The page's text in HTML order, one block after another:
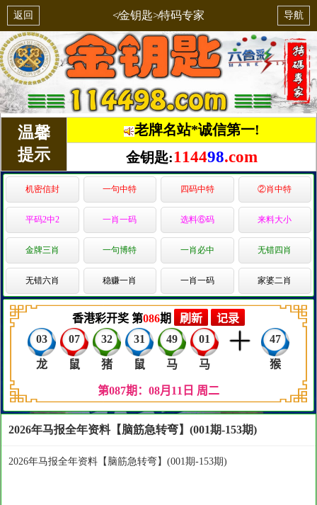
返回 ≮金钥匙≯特码专家 导航
温馨
提示
老牌名站*诚信第一!
金钥匙:114498.com
机密信封 一句中特 四码中特 ②肖中特
平码2中2 一肖一码 选料⑥码 来料大小
金牌三肖 一句博特 一肖必中 无错四肖
无错六肖 稳赚一肖 一肖一码 家婆二肖
2026年马报全年资料【脑筋急转弯】(001期-153期)
2026年马报全年资料【脑筋急转弯】(001期-153期)